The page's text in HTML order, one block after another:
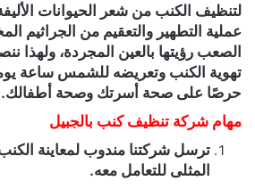
لتنظيف الكنب من شعر الحيوانات
عملية التطهير والتعقيم من الجراثيم
الصعب رؤيتها بالعين المجردة،
تهوية الكنب وتعريضه للشمس ساعة
حرصًا على صحة أسرتك وصحة أطفالك.
مهام شركة تنظيف كنب بالجبيل
ترسل شركتنا مندوب لمعاينة
المثلى للتعامل معه.